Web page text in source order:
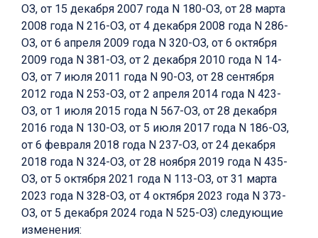
ОЗ, от 15 декабря 2007 года N 180-ОЗ, от 28 марта
2008 года N 216-ОЗ, от 4 декабря 2008 года N 286-
ОЗ, от 6 апреля 2009 года N 320-ОЗ, от 6 октября
2009 года N 381-ОЗ, от 2 декабря 2010 года N 14-
ОЗ, от 7 июля 2011 года N 90-ОЗ, от 28 сентября
2012 года N 253-ОЗ, от 2 апреля 2014 года N 423-
ОЗ, от 1 июля 2015 года N 567-ОЗ, от 28 декабря
2016 года N 130-ОЗ, от 5 июля 2017 года N 186-ОЗ,
от 6 февраля 2018 года N 237-ОЗ, от 24 декабря
2018 года N 324-ОЗ, от 28 ноября 2019 года N 435-
ОЗ, от 5 октября 2021 года N 113-ОЗ, от 31 марта
2023 года N 328-ОЗ, от 4 октября 2023 года N 373-
ОЗ, от 5 декабря 2024 года N 525-ОЗ) следующие
изменения: